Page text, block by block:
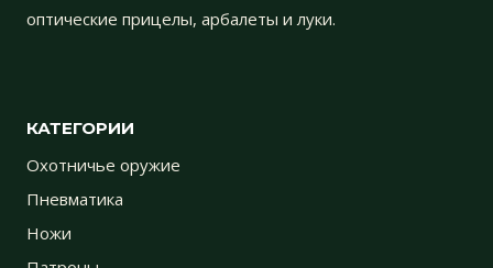
оптические прицелы, арбалеты и луки.
КАТЕГОРИИ
Охотничье оружие
Пневматика
Ножи